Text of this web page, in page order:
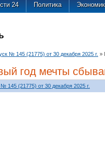
24 Политика
№ 145 (21775) от 30 декабря 2025 г. »
год мечты
145 (21775) от 30 декабря 2025 г.